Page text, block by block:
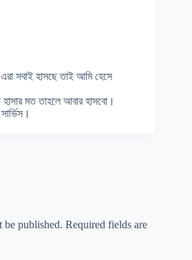
সবাই হাসছে তাই আমি হেসে
মত তাহলে আবার হাসবো।
be published. Required fields are